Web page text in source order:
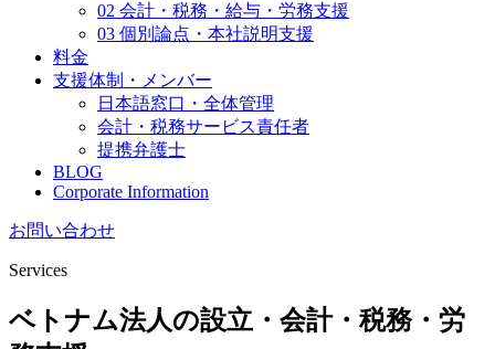
02 会計・税務・給与・労務支援
03 個別論点・本社説明支援
料金
支援体制・メンバー
日本語窓口・全体管理
会計・税務サービス責任者
提携弁護士
BLOG
Corporate Information
お問い合わせ
Services
ベトナム法人の設立・会計・税務・労